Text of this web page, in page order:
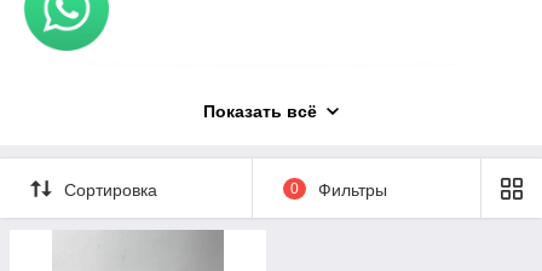
Показать всё
Сортировка 0 Фильтры